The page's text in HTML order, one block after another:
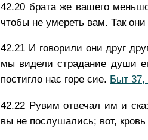
42.20 брата же вашего
чтобы не умереть вам. Так
42.21 И говорили они друг
мы видели страдание души
постигло нас горе сие. Быт 37,
42.22 Рувим отвечал им и
вы не послушались; вот, кровь